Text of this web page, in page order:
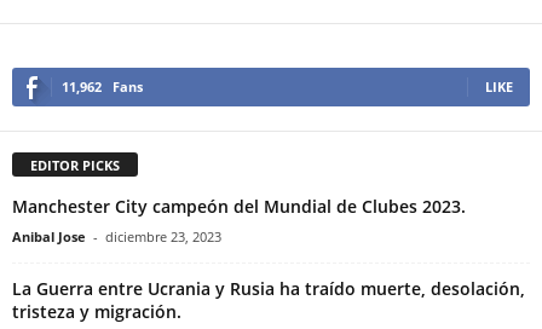
11,962 Fans LIKE
EDITOR PICKS
Manchester City campeón del Mundial de Clubes 2023.
Anibal Jose - diciembre 23, 2023
La Guerra entre Ucrania y Rusia ha traído muerte, desolación,
tristeza y migración.